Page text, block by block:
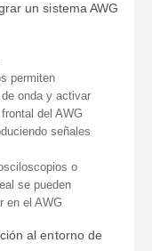
un sistema AWG
permiten
onda y activar
del AWG
señales
o
se pueden
en el AWG
al entorno de